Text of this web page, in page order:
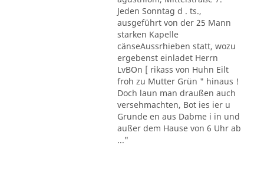
Jeden Sonntag d . ts.,
ausgeführt von der 25 Mann
starken Kapelle
cänseAussrhieben statt, wozu
ergebenst einladet Herrn
LvBOn [ rikass von Huhn Eilt
froh zu Mutter Grün " hinaus !
Doch laun man draußen auch
versehmachten, Bot ies ier u
Grunde en aus Dabme i in und
außer dem Hause von 6 Uhr ab
..."